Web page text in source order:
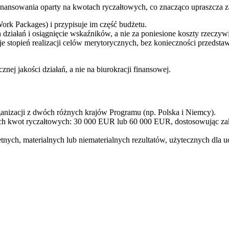
oparty na kwotach ryczałtowych, co znacząco upraszcza
Packages) i przypisuje im część budżetu.
i osiągnięcie wskaźników, a nie za poniesione koszty
stopień realizacji celów merytorycznych, bez konieczności
jakości działań, a nie na biurokracji finansowej.
z dwóch różnych krajów Programu (np. Polska i Niemcy).
ryczałtowych: 30 000 EUR lub 60 000 EUR, dostosowując
materialnych lub niematerialnych rezultatów, użytecznych dla